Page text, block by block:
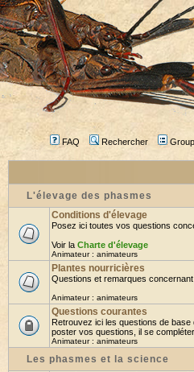
FAQ Rechercher
L'élevage des phasmes
Conditions d'élevage
Posez ici toutes vos questions
Voir la Charte d'élevage
Animateur : animateurs
Plantes nourricières
Questions et remarques concernant
Animateur : animateurs
Questions courantes
Retrouvez ici les questions de
poster vos questions, il se
Animateur : animateurs
Les phasmes et la science